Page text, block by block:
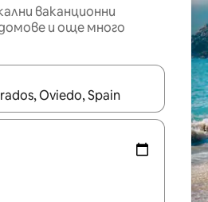
ваканционни
и още много
се покажат, използвайте